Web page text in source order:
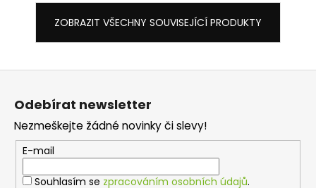
ZOBRAZIT VŠECHNY SOUVISEJÍCÍ PRODUKTY
Odebírat newsletter
Nezmeškejte žádné novinky či slevy!
E-mail
Souhlasím se zpracováním osobních údajů.